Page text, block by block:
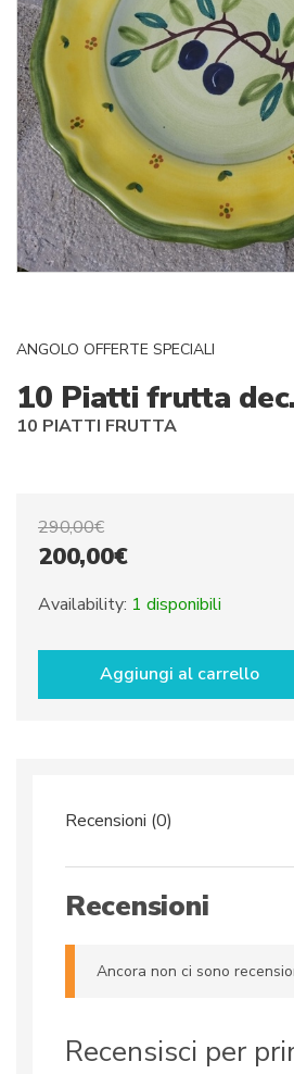
ANGOLO OFFERTE SPECIALI
10 Piatti frutta
10 PIATTI FRUTTA
290,00€
Il
prezzo
290,00€.
200,00€Il
prezzo
è:
200,00€.
Availability: 1 disponibili
Piatti
dec.
Aggiungi al carrello
Recensioni (0)
Recensioni
Ancora non ci sono
Recensisci per